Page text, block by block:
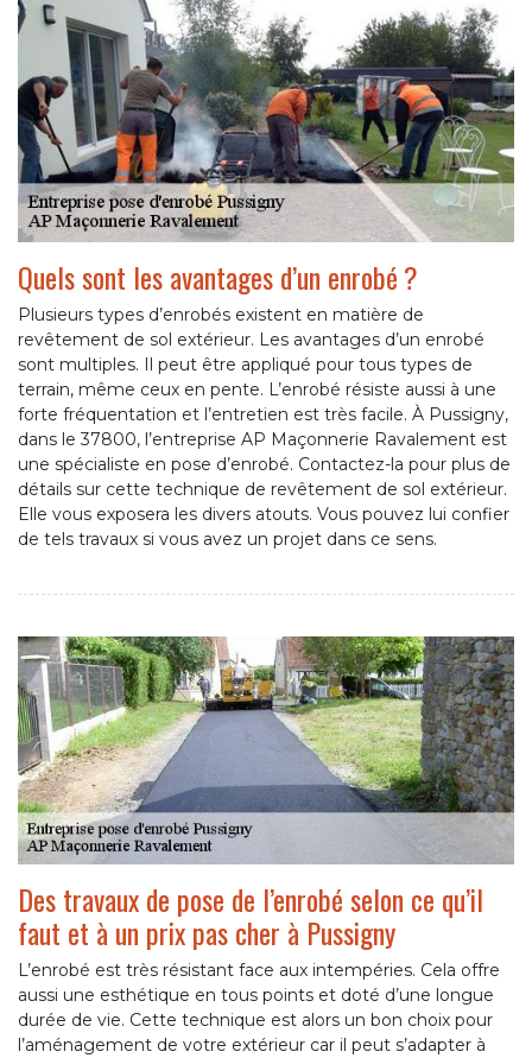
Quels sont les avantages d’un enrobé ?
Plusieurs types d’enrobés existent en matière de
revêtement de sol extérieur. Les avantages d’un enrobé
sont multiples. Il peut être appliqué pour tous types de
terrain, même ceux en pente. L’enrobé résiste aussi à une
forte fréquentation et l’entretien est très facile. À Pussigny,
dans le 37800, l’entreprise AP Maçonnerie Ravalement est
une spécialiste en pose d’enrobé. Contactez-la pour plus de
détails sur cette technique de revêtement de sol extérieur.
Elle vous exposera les divers atouts. Vous pouvez lui confier
de tels travaux si vous avez un projet dans ce sens.
Des travaux de pose de l’enrobé selon ce qu’il
faut et à un prix pas cher à Pussigny
L’enrobé est très résistant face aux intempéries. Cela offre
aussi une esthétique en tous points et doté d’une longue
durée de vie. Cette technique est alors un bon choix pour
l’aménagement de votre extérieur car il peut s’adapter à